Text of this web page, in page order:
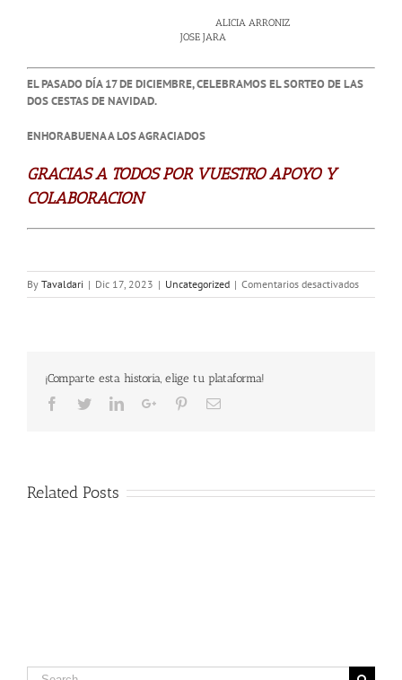
ALICIA ARRONIZ
JOSE JARA
EL PASADO DÍA 17 DE DICIEMBRE, CELEBRAMOS EL SORTEO DE LAS
DOS CESTAS DE NAVIDAD.
ENHORABUENA A LOS AGRACIADOS
GRACIAS A TODOS POR VUESTRO APOYO Y
COLABORACION
By Tavaldari | Dic 17, 2023 | Uncategorized | Comentarios desactivadosen
SORTEO
¡Comparte esta historia, elige tu plataforma!
Facebook
TwitterLinkedInGoogle+PinterestEmail
Related Posts
Search